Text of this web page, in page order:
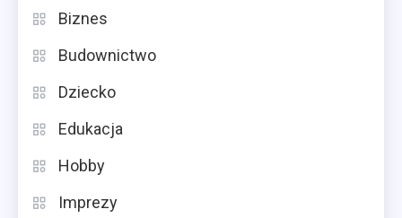
Biznes
Budownictwo
Dziecko
Edukacja
Hobby
Imprezy